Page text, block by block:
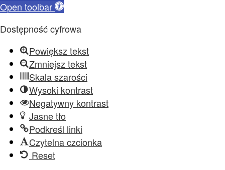
Open toolbar
Dostępność cyfrowa
Powiększ tekst
Zmniejsz tekst
Skala szarości
Wysoki kontrast
Negatywny kontrast
Jasne tło
Podkreśl linki
Czytelna czcionka
Reset